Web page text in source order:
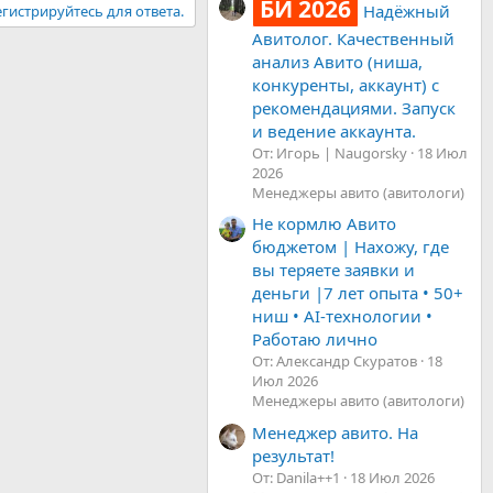
для ответа. БИ 2026 Надёжный
Авитолог. Качественный
анализ Авито (ниша,
конкуренты, аккаунт) с
рекомендациями. Запуск
и ведение аккаунта.
От: Игорь | Naugorsky 18 Июл
2026
Менеджеры авито (авитологи)
Не кормлю Авито
бюджетом | Нахожу, где
вы теряете заявки и
деньги |7 лет опыта • 50+
ниш • AI-технологии •
Работаю лично
От: Александр Скуратов 18
Июл 2026
Менеджеры авито (авитологи)
Менеджер авито. На
результат!
От: Danila++1
18 Июл 2026